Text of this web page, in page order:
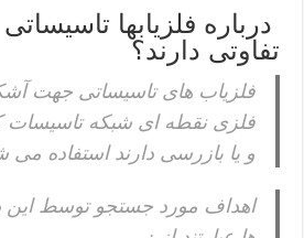
درباره فلزیابها
تفاوتی دارند؟
فلزیاب های تاسیساتی جهت
فلزی نقطه ای شبکه تاسیسات
و یا بازرسی دارند استفاده می
اهداف مورد جستجو توسط این